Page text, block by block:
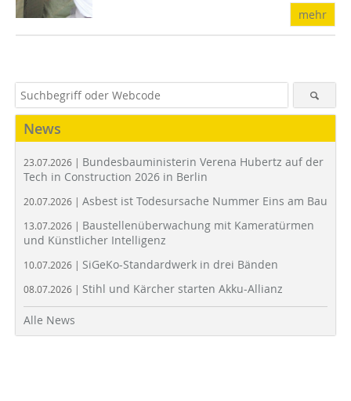
mehr
News
23.07.2026 | Bundesbauministerin Verena Hubertz auf der
Tech in Construction 2026 in Berlin
20.07.2026 | Asbest ist Todesursache Nummer Eins am Bau
13.07.2026 | Baustellenüberwachung mit Kameratürmen
und Künstlicher Intelligenz
10.07.2026 | SiGeKo-Standardwerk in drei Bänden
08.07.2026 | Stihl und Kärcher starten Akku-Allianz
Alle News